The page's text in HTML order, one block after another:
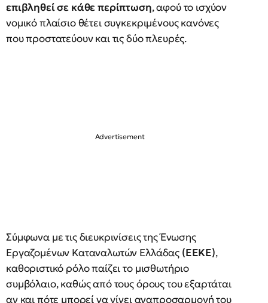
επιβληθεί σε κάθε περίπτωση, αφού το ισχύον
νομικό πλαίσιο θέτει συγκεκριμένους κανόνες
που προστατεύουν και τις δύο πλευρές.
Σύμφωνα με τις διευκρινίσεις της Ένωσης
Εργαζομένων Καταναλωτών Ελλάδας (ΕΕΚΕ),
καθοριστικό ρόλο παίζει το μισθωτήριο
συμβόλαιο, καθώς από τους όρους του εξαρτάται
αν και πότε μπορεί να γίνει αναπροσαρμογή του